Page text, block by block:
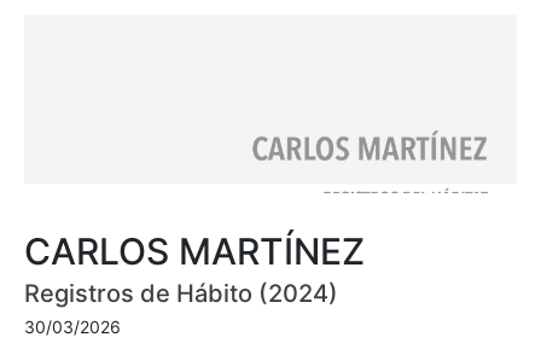
CARLOS MARTÍNEZ
Registros de Hábito (2024)
30/03/2026